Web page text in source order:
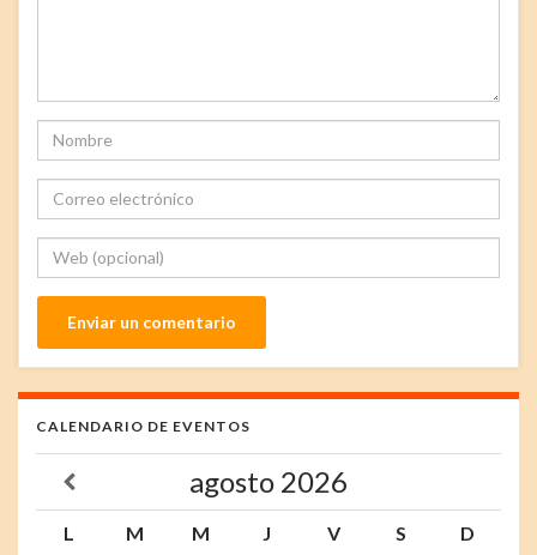
CALENDARIO DE EVENTOS
agosto 2026
L M M J V S
D